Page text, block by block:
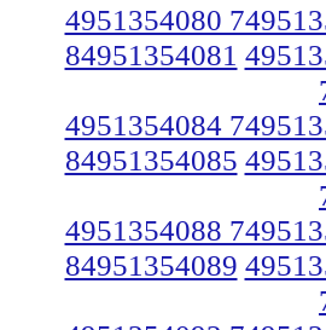
4951354080
84951354081
4951354084
84951354085
4951354088
84951354089